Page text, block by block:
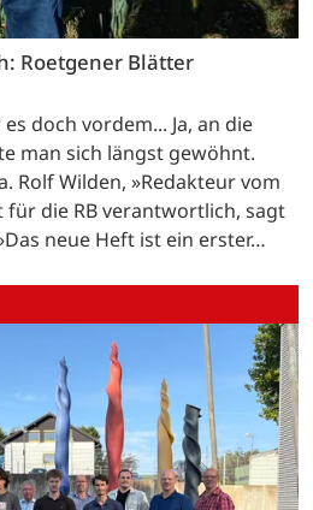
Roetgener Blätter
doch vordem... Ja, an die
man sich längst gewöhnt.
Rolf Wilden, »Redakteur vom
für die RB verantwortlich, sagt
neue Heft ist ein erster…